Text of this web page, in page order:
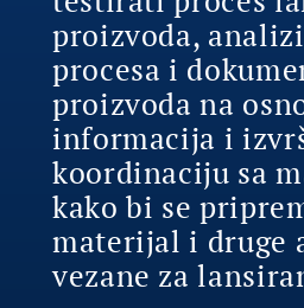
proizvoda,
procesa i
proizvoda na
informacija i
koordinaciju sa
kako bi se
materijal i druge
vezane za